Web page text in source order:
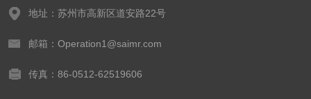
地址：苏州市高新区道安路22号
邮箱：Operation1@saimr.com
传真：86-0512-62519606